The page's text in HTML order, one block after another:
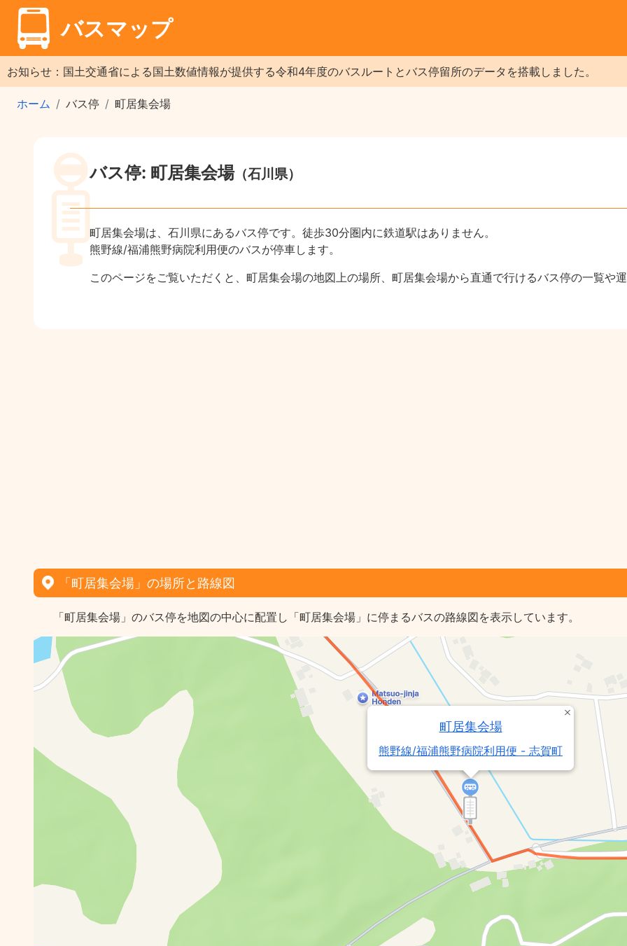
バスマップ
お知らせ：国土交通省による国土数値情報が提供する令和4年度のバスルートとバス停留所のデータを搭載しました。
ホーム バス停 町居集会場
バス停: 町居集会場（石川県）
町居集会場は、石川県にあるバス停です。徒歩30分圏内に鉄道駅はありません。
熊野線/福浦熊野病院利用便のバスが停車します。
このページをご覧いただくと、町居集会場の地図上の場所、町居集会場から直通で行けるバス停の一覧や
「町居集会場」の場所と路線図
「町居集会場」のバス停を地図の中心に配置し「町居集会場」に停まるバスの路線図を表示しています。
町居集会場
熊野線/福浦熊野病院利用便 - 志賀町